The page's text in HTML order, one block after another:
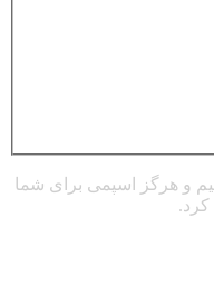
و هرگز اسپمی برای شما
کرد.